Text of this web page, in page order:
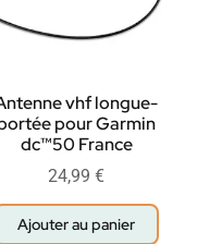
vhf longue-
pour Garmin
dc™50 France
24,99 €
Ajouter au panier